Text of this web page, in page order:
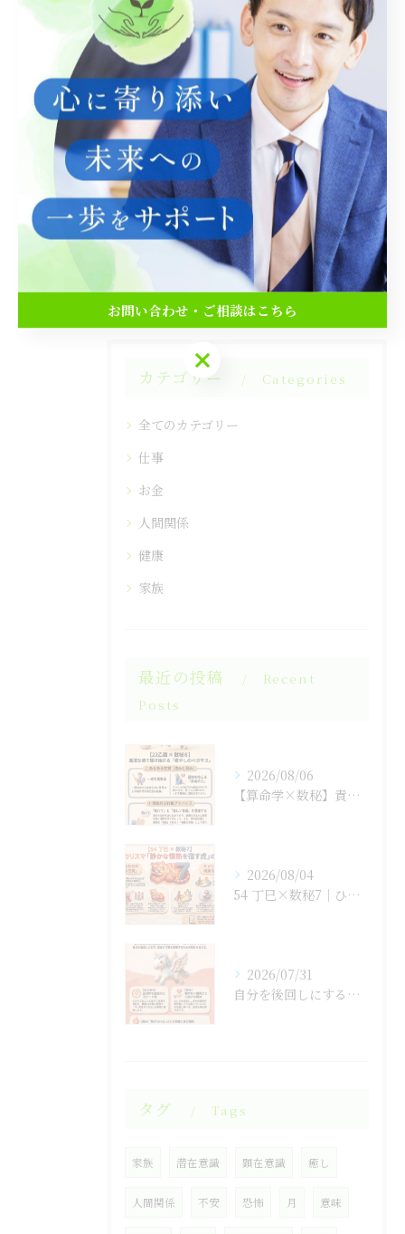
人間関係 健康
< 前のページ 一覧に戻る 次のページ >
関連タグ
#占い #顕在意識
カテゴリー Categories
全てのカテゴリー
仕事
お金
人間関係
健康
家族
最近の投稿
Recent
Posts
2026/08/06
【算命学×数秘】責任感に潰されそうな「孤高の王」のあなたへ
2026/08/04
54 丁巳×数秘7｜ひとりで抱え込まない生き方
2026/07/31
自分を後回しにするのをやめると人生が変わる！
タグ Tags
家族 潜在意識 顕在意識 癒し
人間関係 不安 恐怖 月 意味
お問い合わせ・ご相談はこちら
お問い合わせ・ご相談はこちら